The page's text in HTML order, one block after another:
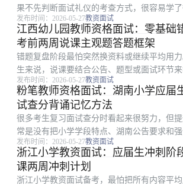
果不先判断面试礼仪的考查方式，很容易学了
分数或表现上。围绕易混概念辨析，更稳妥的
环节，再安排背诵、刷题或模拟。 一、从考
点：面试礼仪 礼...
发布时间：2026-05-27教资面试
江西幼儿园教师资格面试：零基础
考前两周说课主观题答题框架
错题复盘阶段最怕突然换资料或继续平均用
生来说，说课要结合公告、题型或面试环节来
口号，只讲零基础考生能直接照做的主观题答
一、从考试环节倒推复习重点：说课 说课讲
能演成试讲。 对江...
发布时间：2026-05-27教资面试
粉笔教师资格面试：湖南小学应届
试查分背诵记忆方法
很多考生复习面试查分时看起来很努力，但
常是没有把小学学段特点、湖南公告要求和
来。本文只解决一个具体问题：怎样把背诵记
执行、能复盘、能改进的动作。 一、为什么
乱：面试查分 围绕...
发布时间：2026-05-27教资面试
浙江小学教资面试：应届生冲刺阶
课两周冲刺计划
浙江小学教资面试备考，最怕把所有内容平